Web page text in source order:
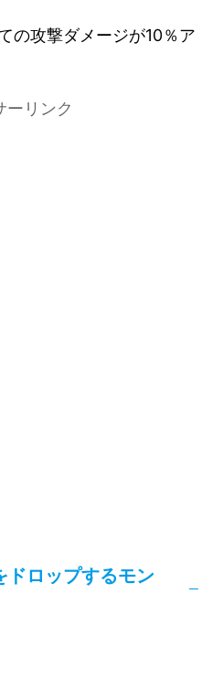
の攻撃ダメージが10％ア
ーリンク
ドロップするモン